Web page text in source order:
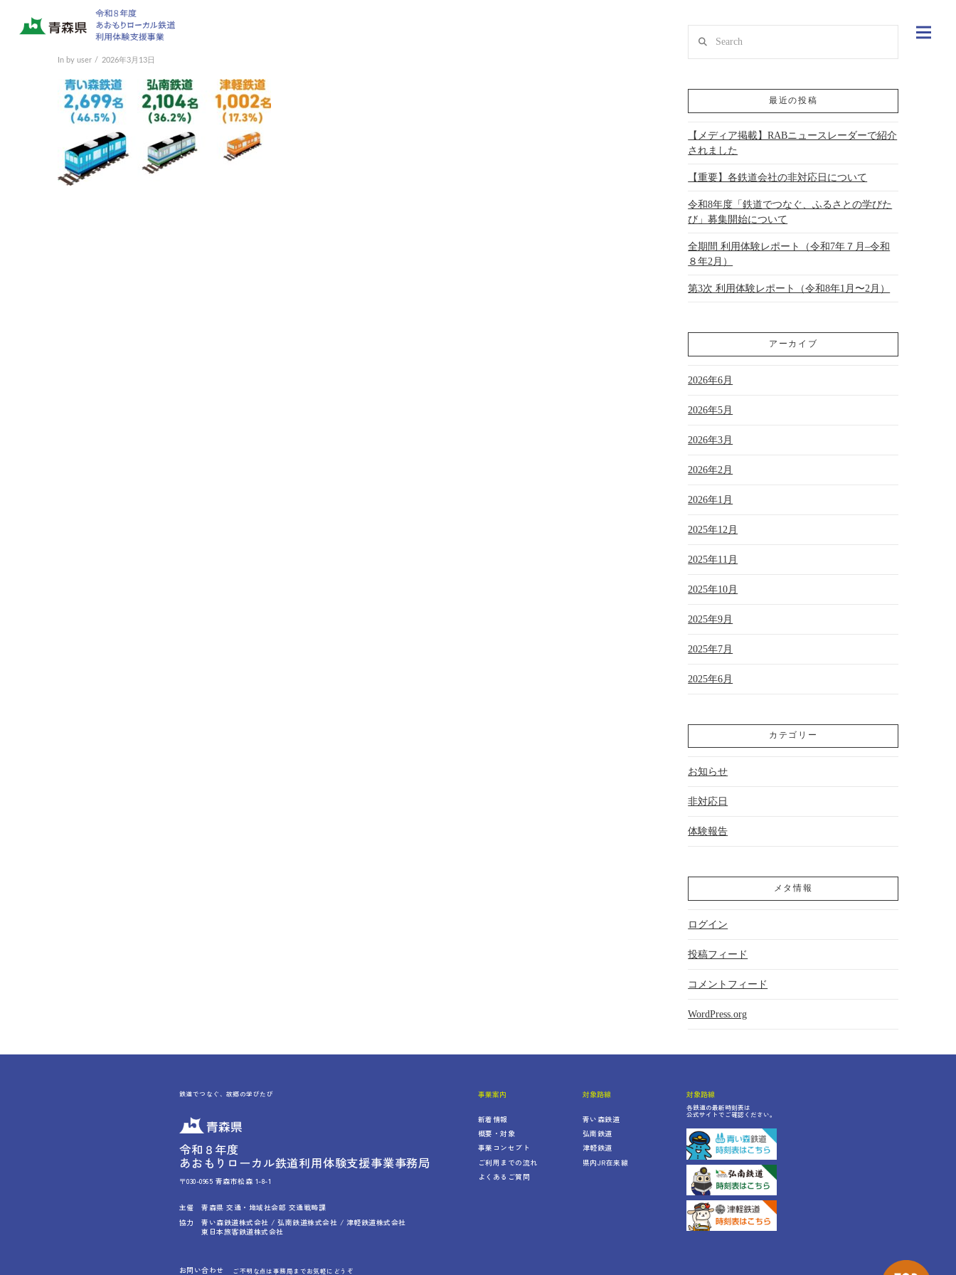
report4_2
In by user 2026年3月13日
最近の投稿
【メディア掲載】RABニュースレーダーで紹介
されました
【重要】各鉄道会社の非対応日について
令和8年度「鉄道でつなぐ、ふるさとの学びた
び」募集開始について
全期間 利用体験レポート（令和7年７月–令和
８年2月）
第3次 利用体験レポート（令和8年1月〜2月）
アーカイブ
2026年6月
2026年5月
2026年3月
2026年2月
2026年1月
2025年12月
2025年11月
2025年10月
2025年9月
2025年7月
2025年6月
カテゴリー
お知らせ
非対応日
体験報告
メタ情報
ログイン
投稿フィード
コメントフィード
WordPress.org
鉄道でつなぐ、故郷の学びたび
令和８年度
あおもりローカル鉄道利用体験支援事業事務局
〒030-0965 青森市松森 1-8-1
主催
青森県 交通・地域社会部 交通戦略課
協力
青い森鉄道株式会社 / 弘南鉄道株式会社 / 津軽鉄道株式会社
東日本旅客鉄道株式会社
事業案内
新着情報
概要・対象
事業コンセプト
ご利用までの流れ
よくあるご質問
対象路線
青い森鉄道
弘南鉄道
津軽鉄道
県内JR在来線
対象路線
各鉄道の最新時刻表は
公式サイトでご確認ください。
お問い合わせ ご不明な点は事務局までお気軽にどうぞ